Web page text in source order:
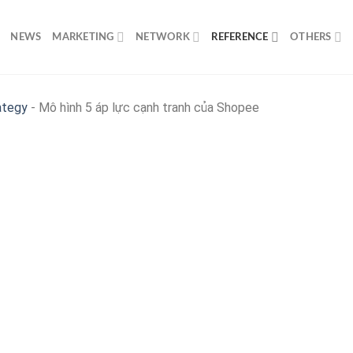
NEWS MARKETING NETWORK REFERENCE OTHERS
- Mô hình 5 áp lực cạnh tranh của Shopee